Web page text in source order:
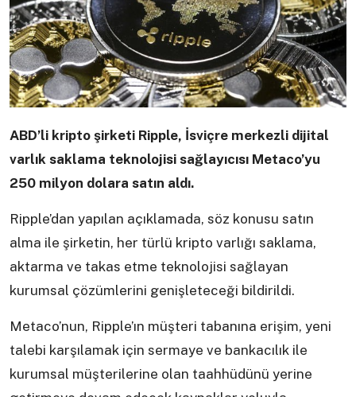
ABD’li kripto şirketi Ripple, İsviçre merkezli dijital
varlık saklama teknolojisi sağlayıcısı Metaco’yu
250 milyon dolara satın aldı.
Ripple’dan yapılan açıklamada, söz konusu satın
alma ile şirketin, her türlü kripto varlığı saklama,
aktarma ve takas etme teknolojisi sağlayan
kurumsal çözümlerini genişleteceği bildirildi.
Metaco’nun, Ripple’ın müşteri tabanına erişim, yeni
talebi karşılamak için sermaye ve bankacılık ile
kurumsal müşterilerine olan taahhüdünü yerine